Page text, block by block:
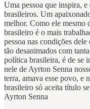
Uma pessoa que inspira,
brasileiros. Um
melhor. Como ele mesmo
brasileiro é o mais
pessoa nas condições
tão desanimados com
política brasileira, é de se
nele de Ayrton Senna
terra, amava esse povo, e
brasileiro só aceita título
Ayrton Senna